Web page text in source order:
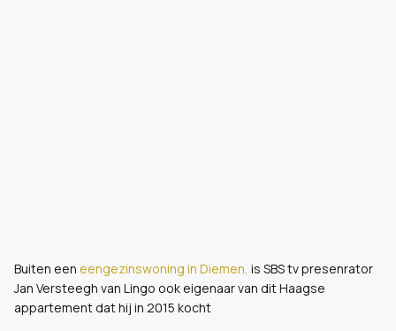
Buiten een eengezinswoning in Diemen, is SBS tv presenrator
Jan Versteegh van Lingo ook eigenaar van dit Haagse
appartement dat hij in 2015 kocht